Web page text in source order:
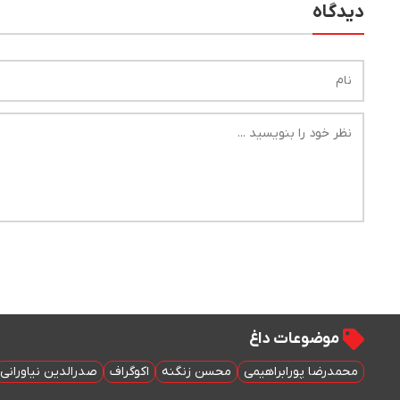
دیدگاه
موضوعات داغ
محمدرضا پورابراهیمی محسن زنگنه اکوگراف صدرالدین نیاورانی